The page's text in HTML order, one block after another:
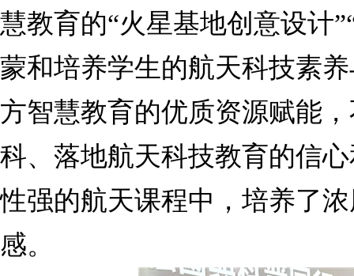
慧教育的“火星基地创意设计
蒙和培养学生的航天科技素
方智慧教育的优质资源赋能
科、落地航天科技教育的信
性强的航天课程中，培养了
感。